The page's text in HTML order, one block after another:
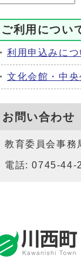
ご利用につい
利用申込みにつ
文化会館・中
お問い合わせ
教育委員会事務
電話: 0745-